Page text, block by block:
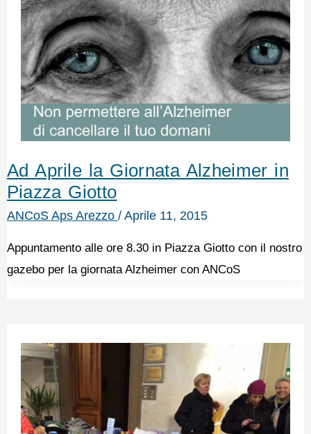
Ad Aprile la Giornata Alzheimer in
Piazza Giotto
ANCoS Aps Arezzo / Aprile 11, 2015
Appuntamento alle ore 8.30 in Piazza Giotto con il nostro
gazebo per la giornata Alzheimer con ANCoS